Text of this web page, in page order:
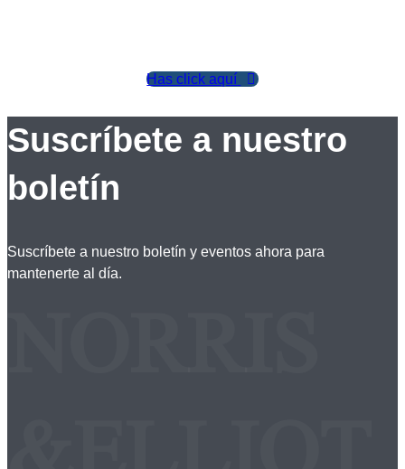
Has click aquí
Suscríbete a nuestro
boletín
Suscríbete a nuestro boletín y eventos ahora para
mantenerte al día.